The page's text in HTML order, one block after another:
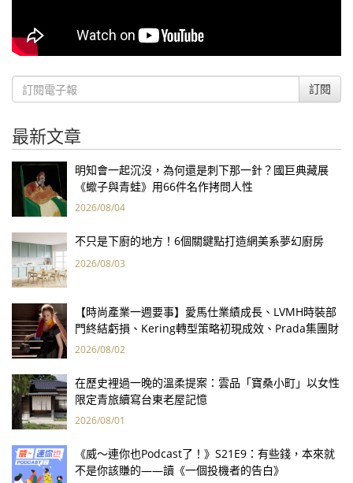
訂閱
最新文章
明知會一起沉沒，為何還是刺下那一針？國巨典藏展
《蠍子與青蛙》用66件名作拷問人性
2026/08/04
不只是下廚的地方！6個關鍵點打造網美系夢幻廚房
2026/08/03
【時尚產業一週要事】愛馬仕業績成長、LVMH時裝部
門終結虧損、Kering轉型策略初現成效、Prada集團財
報亮眼
2026/08/02
在歷史裡過一晚的溫柔提案：雲品「寶桑小町」以女性
限定青旅續寫台東老屋記憶
2026/08/01
《威～連你也Podcast了！》S21E9：有些錢，本來就
不是你該賺的——讀《一個投機者的告白》